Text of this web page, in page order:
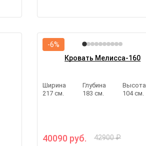
Кровать Мелисса-160
Ширина
217 см.
Глубина
183 см.
Высота
104 см.
40090 руб. 42900 ₽
-6%